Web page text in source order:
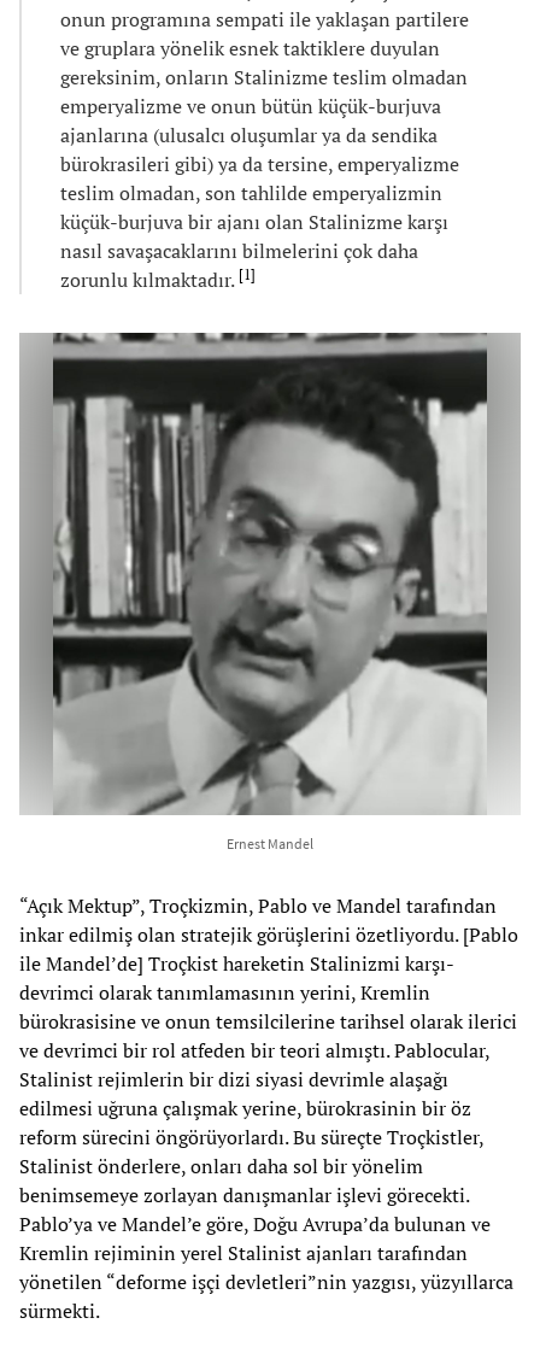
onun programına sempati ile yaklaşan partilere
ve gruplara yönelik esnek taktiklere duyulan
gereksinim, onların Stalinizme teslim olmadan
emperyalizme ve onun bütün küçük-burjuva
ajanlarına (ulusalcı oluşumlar ya da sendika
bürokrasileri gibi) ya da tersine, emperyalizme
teslim olmadan, son tahlilde emperyalizmin
küçük-burjuva bir ajanı olan Stalinizme karşı
nasıl savaşacaklarını bilmelerini çok daha
zorunlu kılmaktadır. [1]
Ernest Mandel
“Açık Mektup”, Troçkizmin, Pablo ve Mandel tarafından
inkar edilmiş olan stratejik görüşlerini özetliyordu. [Pablo
ile Mandel’de] Troçkist hareketin Stalinizmi karşı-
devrimci olarak tanımlamasının yerini, Kremlin
bürokrasisine ve onun temsilcilerine tarihsel olarak ilerici
ve devrimci bir rol atfeden bir teori almıştı. Pablocular,
Stalinist rejimlerin bir dizi siyasi devrimle alaşağı
edilmesi uğruna çalışmak yerine, bürokrasinin bir öz
reform sürecini öngörüyorlardı. Bu süreçte Troçkistler,
Stalinist önderlere, onları daha sol bir yönelim
benimsemeye zorlayan danışmanlar işlevi görecekti.
Pablo’ya ve Mandel’e göre, Doğu Avrupa’da bulunan ve
Kremlin rejiminin yerel Stalinist ajanları tarafından
yönetilen “deforme işçi devletleri”nin yazgısı, yüzyıllarca
sürmekti.